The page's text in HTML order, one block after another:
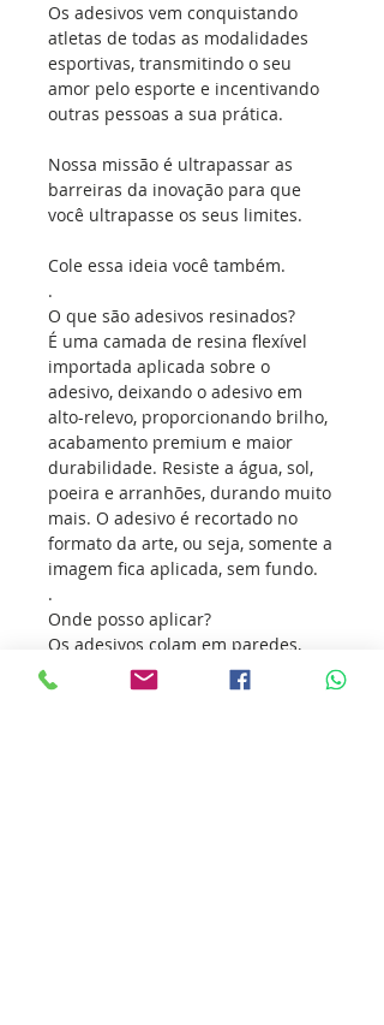
Os adesivos vem conquistando
atletas de todas as modalidades
esportivas, transmitindo o seu
amor pelo esporte e incentivando
outras pessoas a sua prática.
Nossa missão é ultrapassar as
barreiras da inovação para que
você ultrapasse os seus limites.
Cole essa ideia você também.
.
O que são adesivos resinados?
É uma camada de resina flexível
importada aplicada sobre o
adesivo, deixando o adesivo em
alto-relevo, proporcionando brilho,
acabamento premium e maior
durabilidade. Resiste a água, sol,
poeira e arranhões, durando muito
mais. O adesivo é recortado no
formato da arte, ou seja, somente a
imagem fica aplicada, sem fundo.
.
Onde posso aplicar?
Os adesivos colam em paredes,
azulejos, espelhos, geladeiras,
móveis, notebooks, tablets, portas,